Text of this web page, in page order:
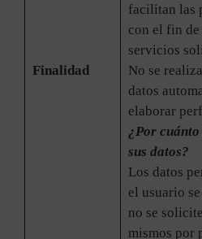
Finalidad
facilitan las
con el fin
servicios
No se
datos
elaborar
¿Por
sus datos?
Los datos
el usuario
no se
mismos por